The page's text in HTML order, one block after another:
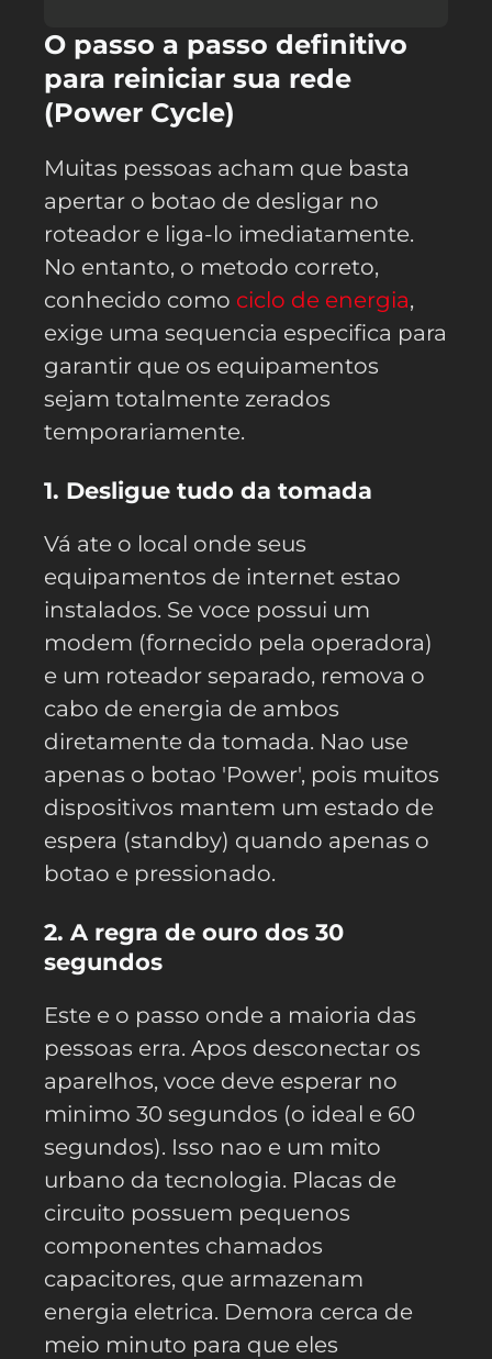
O passo a passo definitivo
para reiniciar sua rede
(Power Cycle)
Muitas pessoas acham que basta
apertar o botao de desligar no
roteador e liga-lo imediatamente.
No entanto, o metodo correto,
conhecido como ciclo de energia,
exige uma sequencia especifica para
garantir que os equipamentos
sejam totalmente zerados
temporariamente.
1. Desligue tudo da tomada
Vá ate o local onde seus
equipamentos de internet estao
instalados. Se voce possui um
modem (fornecido pela operadora)
e um roteador separado, remova o
cabo de energia de ambos
diretamente da tomada. Nao use
apenas o botao 'Power', pois muitos
dispositivos mantem um estado de
espera (standby) quando apenas o
botao e pressionado.
2. A regra de ouro dos 30
segundos
Este e o passo onde a maioria das
pessoas erra. Apos desconectar os
aparelhos, voce deve esperar no
minimo 30 segundos (o ideal e 60
segundos). Isso nao e um mito
urbano da tecnologia. Placas de
circuito possuem pequenos
componentes chamados
capacitores, que armazenam
energia eletrica. Demora cerca de
meio minuto para que eles